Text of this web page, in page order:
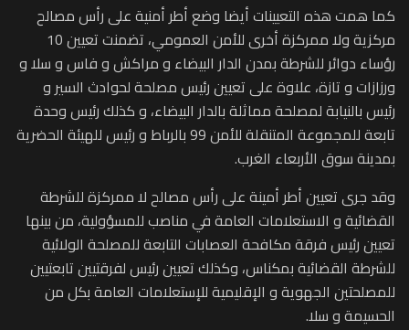
كما همت هذه التعيينات أيضا وضع أطر أمنية على رأس مصالح
مركزية ولا ممركزة أخرى للأمن العمومي، تضمنت تعيين 10
رؤساء دوائر للشرطة بمدن الدار البيضاء و مراكش و فاس و سلا و
ورزازات و تازة، علاوة على تعيين رئيس مصلحة لحوادث السير و
رئيس بالنيابة لمصلحة مماثلة بالدار البيضاء، و كذلك رئيس وحدة
تابعة للمجموعة المتنقلة للأمن 99 بالرباط و رئيس للهيئة الحضرية
بمدينة سوق الأربعاء الغرب.
وقد جرى تعيين أطر أمينة على رأس مصالح لا ممركزة للشرطة
القضائية و الاستعلامات العامة في مناصب للمسؤولية، من بينها
تعيين رئيس فرقة مكافحة العصابات التابعة للمصلحة الولائية
للشرطة القضائية بمكناس، وكذلك تعيين رئيس لفرقتيين تابعتيين
للمصلحتين الجهوية و الإقليمية للإستعلامات العامة بكل من
الحسيمة و سلا.